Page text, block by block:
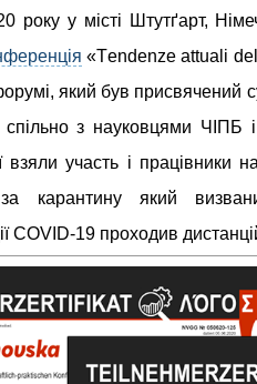
року у місті Штутґарт,
«Тendenze attuali
який був присвячений
спільно з науковцями
взяли участь і працівники
карантину який
COVID-19 проходив